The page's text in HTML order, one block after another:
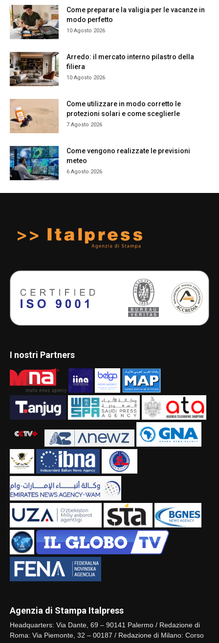
Come preparare la valigia per le vacanze in
modo perfetto
10 Agosto 2026
Arredo: il mercato interno pilastro della
filiera
10 Agosto 2026
Come utilizzare in modo corretto le
protezioni solari e come sceglierle
7 Agosto 2026
Come vengono realizzate le previsioni
meteo
6 Agosto 2026
I nostri Partners
Agenzia di Stampa Italpress
Headquarters: Via Dante, 69 – 90141 Palermo / Redazione di
Roma: Via Piemonte, 32 – 00187 / Redazione di Milano: Corso